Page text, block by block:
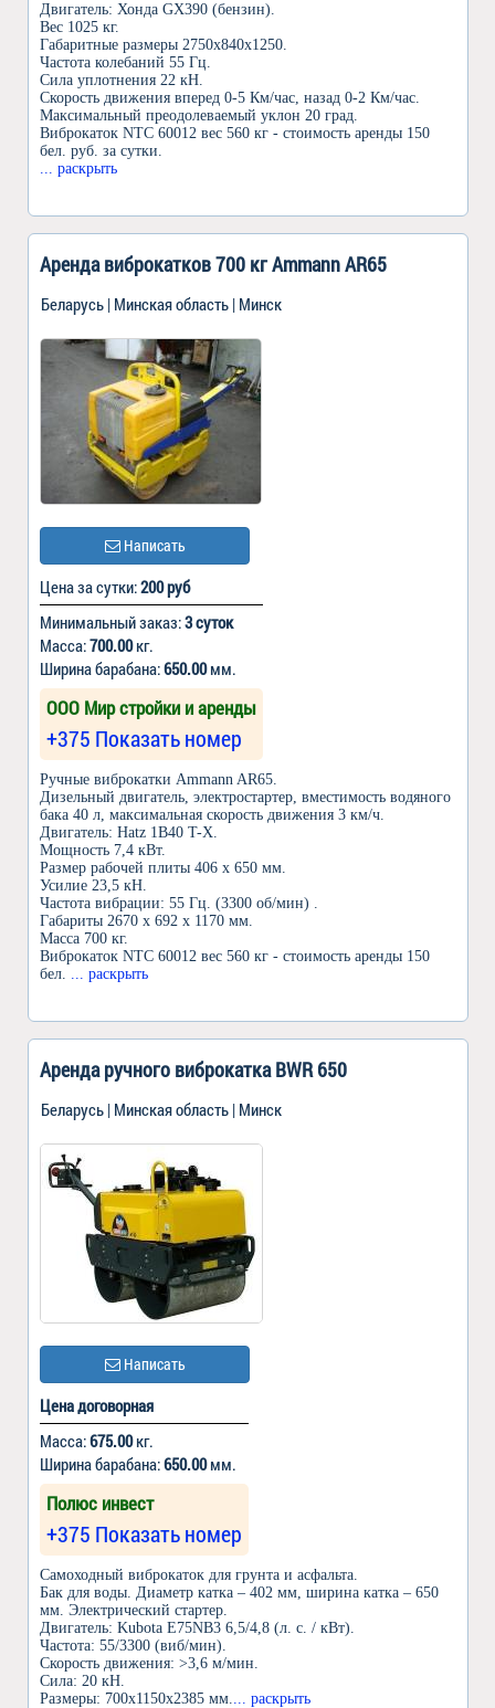
Двигатель: Хонда GX390 (бензин).
Вес 1025 кг.
Габаритные размеры 2750х840х1250.
Частота колебаний 55 Гц.
Сила уплотнения 22 кН.
Скорость движения вперед 0-5 Км/час, назад 0-2 Км/час.
Максимальный преодолеваемый уклон 20 град.
Виброкаток NTC 60012 вес 560 кг - стоимость аренды 150
бел. руб. за сутки.
... раскрыть
Аренда виброкатков 700 кг Ammann AR65
Беларусь | Минская область | Минск
Написать
Цена за сутки:200 руб
Минимальный заказ:3 суток
Масса:700.00кг.
Ширина барабана:650.00мм.
ООО Мир стройки и аренды
+375 Показать номер
Ручные виброкатки Ammann AR65.
Дизельный двигатель, электростартер, вместимость водяного
бака 40 л, максимальная скорость движения 3 км/ч.
Двигатель: Hatz 1B40 T-X.
Мощность 7,4 кВт.
Размер рабочей плиты 406 х 650 мм.
Усилие 23,5 кН.
Частота вибрации: 55 Гц. (3300 об/мин) .
Габариты 2670 х 692 х 1170 мм.
Масса 700 кг.
Виброкаток NTC 60012 вес 560 кг - стоимость аренды 150
бел.
... раскрыть
Аренда ручного виброкатка BWR 650
Беларусь | Минская область | Минск
Написать
Цена договорная
Масса:675.00кг.
Ширина барабана:650.00мм.
Полюс инвест
+375 Показать номер
Самоходный виброкаток для грунта и асфальта.
Бак для воды. Диаметр катка – 402 мм, ширина катка – 650
мм. Электрический стартер.
Двигатель: Kubota E75NB3 6,5/4,8 (л. с. / кВт).
Частота: 55/3300 (виб/мин).
Скорость движения: >3,6 м/мин.
Сила: 20 кН.
Размеры: 700x1150x2385 мм.
... раскрыть